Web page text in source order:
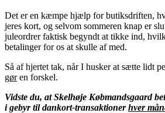
Det er en kæmpe hjælp for butiksdriften,
jeres kort, og selvom sommeren knap er
juleordrer faktisk begyndt at tikke ind,
betalinger for os at skulle af med.
Så af hjertet tak, når I husker at sætte lidt
gøren forskel.
Vidste du, at Skelhøje Købmandsgaard
i gebyr til dankort-transaktionerhver